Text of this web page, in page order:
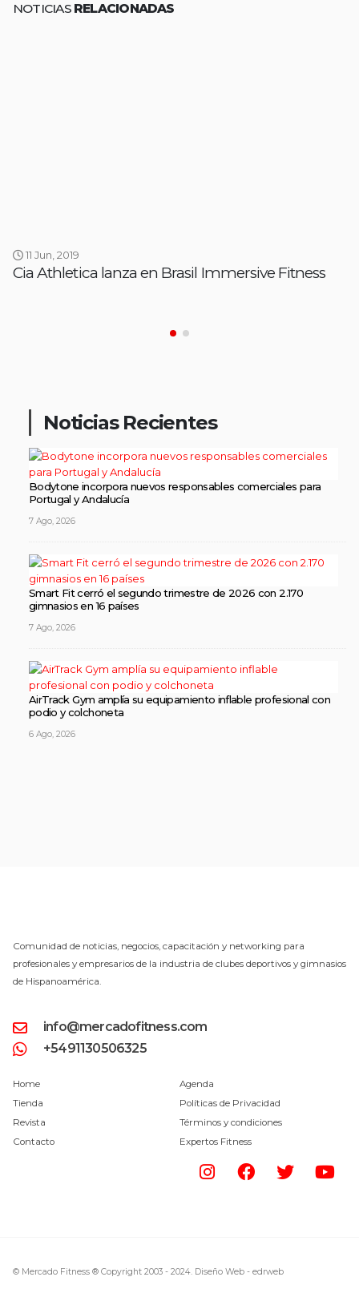
NOTICIAS RELACIONADAS
11 Jun, 2019
Cia Athletica lanza en Brasil Immersive Fitness
Noticias Recientes
Bodytone incorpora nuevos responsables comerciales para
Portugal y Andalucía
7 Ago, 2026
Smart Fit cerró el segundo trimestre de 2026 con 2.170
gimnasios en 16 países
7 Ago, 2026
AirTrack Gym amplía su equipamiento inflable profesional con
podio y colchoneta
6 Ago, 2026
Comunidad de noticias, negocios, capacitación y networking para
profesionales y empresarios de la industria de clubes deportivos y gimnasios
de Hispanoamérica.
info@mercadofitness.com
+5491130506325
Home
Tienda
Revista
Contacto
Agenda
Políticas de Privacidad
Términos y condiciones
Expertos Fitness
© Mercado Fitness ® Copyright 2003 - 2024. Diseño Web - edrweb